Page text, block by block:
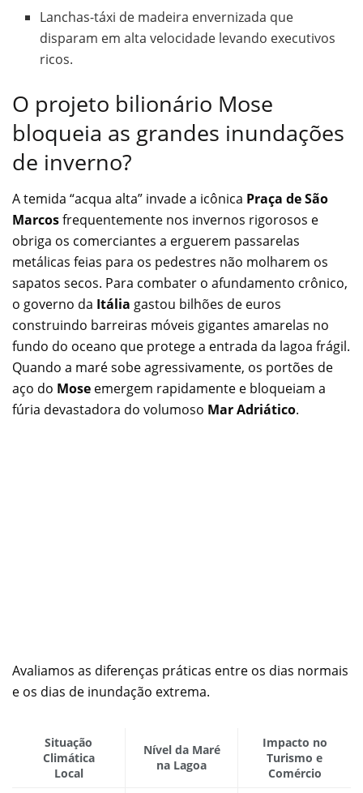
Lanchas-táxi de madeira envernizada que
disparam em alta velocidade levando executivos
ricos.
O projeto bilionário Mose
bloqueia as grandes inundações
de inverno?
A temida “acqua alta” invade a icônica Praça de São
Marcosfrequentemente nos invernos rigorosos e
obriga os comerciantes a erguerem passarelas
metálicas feias para os pedestres não molharem os
sapatos secos. Para combater o afundamento crônico,
o governo da Itália gastou bilhões de euros
construindo barreiras móveis gigantes amarelas no
fundo do oceano que protege a entrada da lagoa frágil.
Quando a maré sobe agressivamente, os portões de
aço do Mose emergem rapidamente e bloqueiam a
fúria devastadora do volumoso Mar Adriático.
Avaliamos as diferenças práticas entre os dias normais
e os dias de inundação extrema.
Situação
Climática
Local
Nível da Maré
na Lagoa
Impacto no
Turismo e
Comércio